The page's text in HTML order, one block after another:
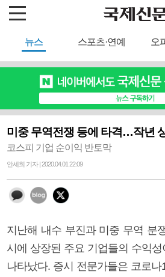
뉴스 스포츠·연예 오
미중 무역전쟁 등에 타격…작년
코스피 기업 순이익 반토막
안세희 기자 | 2020.04.01 22:09
지난해 내수 부진과 미중 무역 분
시에 상장된 주요 기업들의 수익
나타났다. 증시 전문가들은 코로